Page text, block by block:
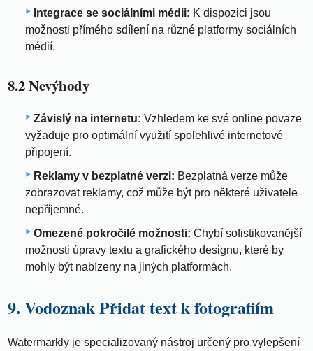
Integrace se sociálními médii: K dispozici jsou
možnosti přímého sdílení na různé platformy sociálních
médií.
8.2 Nevýhody
Závislý na internetu: Vzhledem ke své online povaze
vyžaduje pro optimální využití spolehlivé internetové
připojení.
Reklamy v bezplatné verzi: Bezplatná verze může
zobrazovat reklamy, což může být pro některé uživatele
nepříjemné.
Omezené pokročilé možnosti: Chybí sofistikovanější
možnosti úpravy textu a grafického designu, které by
mohly být nabízeny na jiných platformách.
9. Vodoznak Přidat text k fotografiím
Watermarkly je specializovaný nástroj určený pro vylepšení